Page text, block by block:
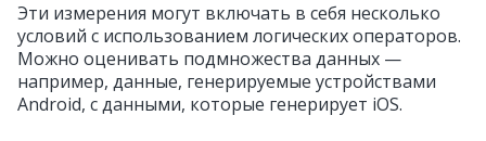
Эти измерения могут включать в себя несколько
условий с использованием логических операторов.
Можно оценивать подмножества данных —
например, данные, генерируемые устройствами
Android, с данными, которые генерирует iOS.